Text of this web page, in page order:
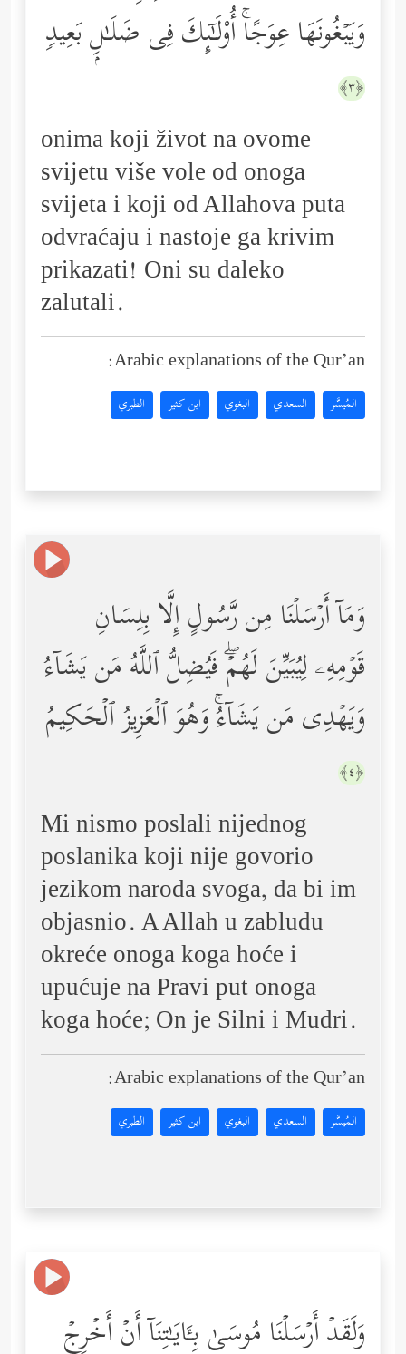
وَیَبۡغُونَهَا عِوَجًاۚ أُوْلَـٰۤىِٕكَ فِی ضَلَـٰلِۭ بَعِیدࣲ
﴿٣﴾
onima koji život na ovome
svijetu više vole od onoga
svijeta i koji od Allahova puta
odvraćaju i nastoje ga krivim
prikazati! Oni su daleko
zalutali.
Arabic explanations of the Qur’an:
المُيسَّر السعدي البغوي ابن كثير الطبري
وَمَاۤ أَرۡسَلۡنَا مِن رَّسُولٍ إِلَّا بِلِسَانِ
قَوۡمِهِۦ لِیُبَیِّنَ لَهُمۡۖ فَیُضِلُّ ٱللَّهُ مَن یَشَاۤءُ
وَیَهۡدِی مَن یَشَاۤءُۚ وَهُوَ ٱلۡعَزِیزُ ٱلۡحَكِیمُ
﴿٤﴾
Mi nismo poslali nijednog
poslanika koji nije govorio
jezikom naroda svoga, da bi im
objasnio. A Allah u zabludu
okreće onoga koga hoće i
upućuje na Pravi put onoga
koga hoće; On je Silni i Mudri.
Arabic explanations of the Qur’an:
المُيسَّر السعدي البغوي ابن كثير الطبري
وَلَقَدۡ أَرۡسَلۡنَا مُوسَىٰ بِـَٔایَـٰتِنَاۤ أَنۡ أَخۡرِجۡ